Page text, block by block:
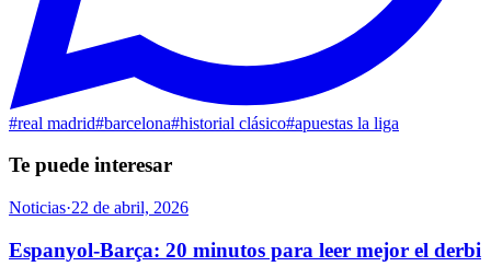
#real madrid#barcelona#historial clásico#apuestas la liga
Te puede interesar
Noticias·22 de abril, 2026
Espanyol-Barça: 20 minutos para leer mejor el derbi